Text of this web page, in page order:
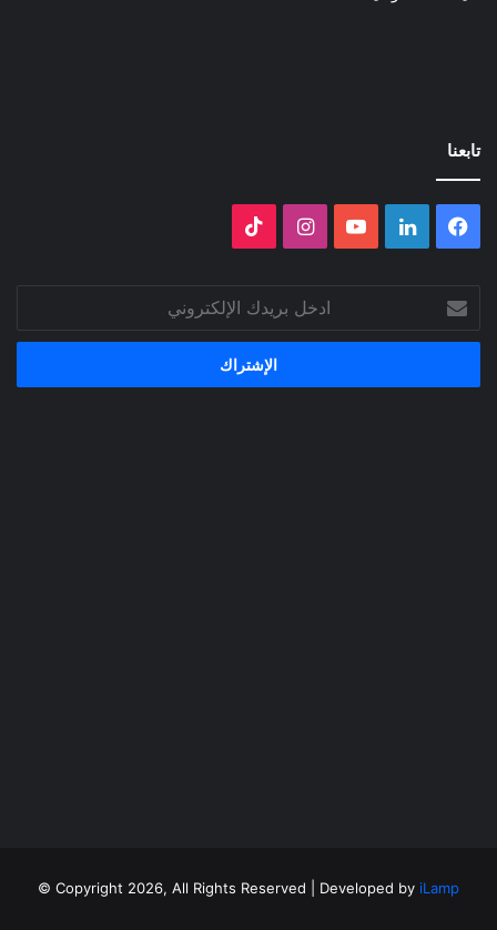
تابعنا
فيسبوك لينكدإن ‫YouTubeانستقرام
ادخل
بريدك
الإلكتروني
Copyright 2026, All Rights Reserved | Developed by iLamp
©